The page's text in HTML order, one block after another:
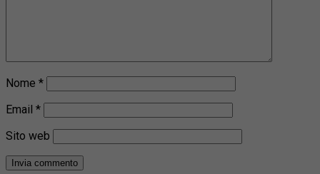
Nome *
Email *
Sito web